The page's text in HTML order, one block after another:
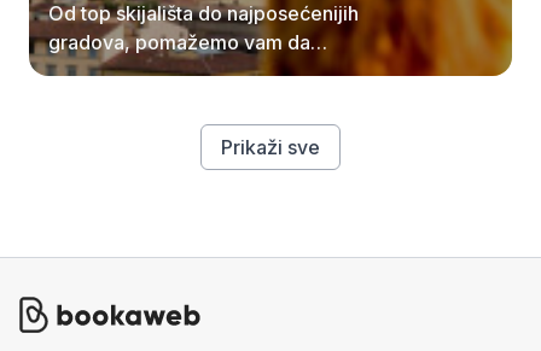
Od top skijališta do najposećenijih
gradova, pomažemo vam da
isplanirate putovanje u Italiju.
Prikaži sve